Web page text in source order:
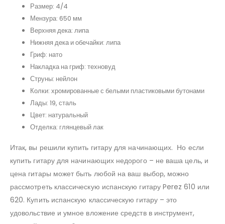
Размер: 4/4
Мензура: 650 мм
Верхняя дека: липа
Нижняя дека и обечайки: липа
Гриф: нато
Накладка на гриф: техновуд
Струны: нейлон
Колки: хромированные с белыми пластиковыми бутонами
Лады: 19, сталь
Цвет: натуральный
Отделка: глянцевый лак
Итак, вы решили купить гитару для начинающих. Но если
купить гитару для начинающих недорого – не ваша цель, и
цена гитары может быть любой на ваш выбор, можно
рассмотреть классическую испанскую гитару Perez 610 или
620. Купить испанскую классическую гитару – это
удовольствие и умное вложение средств в инструмент,